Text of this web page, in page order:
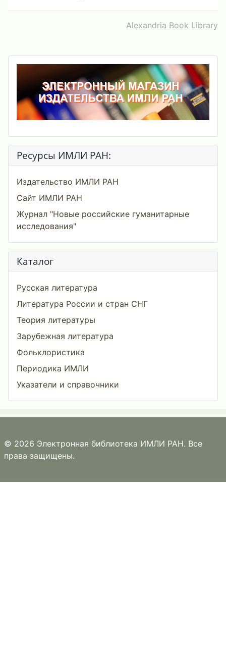
Alexandria Book Library
Ресурсы ИМЛИ РАН:
Издательство ИМЛИ РАН
Сайт ИМЛИ РАН
Журнал "Новые российские гуманитарные
исследования"
Каталог
Русская литература
Литература России и стран СНГ
Теория литературы
Зарубежная литература
Фольклористика
Периодика ИМЛИ
Указатели и справочники
© 2026 Электронная библиотека ИМЛИ РАН. Все
права защищены.